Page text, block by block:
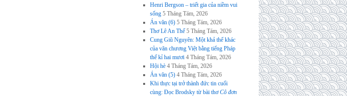
Henri Bergson – triết gia của niềm vui
sống 5 Tháng Tám, 2026
Án văn (6) 5 Tháng Tám, 2026
Thơ Lê An Thế 5 Tháng Tám, 2026
Cung Giũ Nguyên: Một khả thể khác
của văn chương Việt bằng tiếng Pháp
thế kỉ hai mươi 4 Tháng Tám, 2026
Hội hè 4 Tháng Tám, 2026
Án văn (5) 4 Tháng Tám, 2026
Khi thực tại trở thành đức tin cuối
cùng: Đọc Brodsky từ bài thơCô đơn